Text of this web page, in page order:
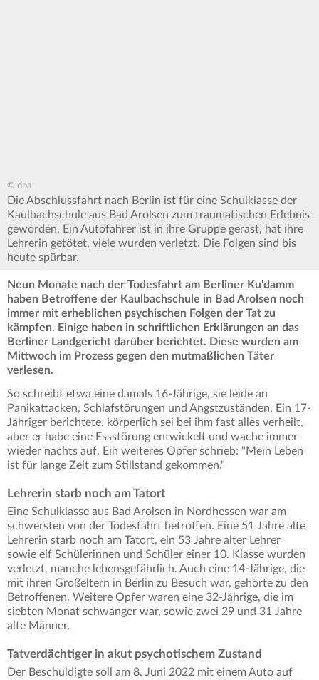
© dpa
Die Abschlussfahrt nach Berlin ist für eine Schulklasse der
Kaulbachschule aus Bad Arolsen zum traumatischen Erlebnis
geworden. Ein Autofahrer ist in ihre Gruppe gerast, hat ihre
Lehrerin getötet, viele wurden verletzt. Die Folgen sind bis
heute spürbar.
Neun Monate nach der Todesfahrt am Berliner Ku'damm
haben Betroffene der Kaulbachschule in Bad Arolsen noch
immer mit erheblichen psychischen Folgen der Tat zu
kämpfen. Einige haben in schriftlichen Erklärungen an das
Berliner Landgericht darüber berichtet. Diese wurden am
Mittwoch im Prozess gegen den mutmaßlichen Täter
verlesen.
So schreibt etwa eine damals 16-Jährige, sie leide an
Panikattacken, Schlafstörungen und Angstzuständen. Ein 17-
Jähriger berichtete, körperlich sei bei ihm fast alles verheilt,
aber er habe eine Essstörung entwickelt und wache immer
wieder nachts auf. Ein weiteres Opfer schrieb: "Mein Leben
ist für lange Zeit zum Stillstand gekommen."
Lehrerin starb noch am Tatort
Eine Schulklasse aus Bad Arolsen in Nordhessen war am
schwersten von der Todesfahrt betroffen. Eine 51 Jahre alte
Lehrerin starb noch am Tatort, ein 53 Jahre alter Lehrer
sowie elf Schülerinnen und Schüler einer 10. Klasse wurden
verletzt, manche lebensgefährlich. Auch eine 14-Jährige, die
mit ihren Großeltern in Berlin zu Besuch war, gehörte zu den
Betroffenen. Weitere Opfer waren eine 32-Jährige, die im
siebten Monat schwanger war, sowie zwei 29 und 31 Jahre
alte Männer.
Tatverdächtiger in akut psychotischem Zustand
Der Beschuldigte soll am 8. Juni 2022 mit einem Auto auf